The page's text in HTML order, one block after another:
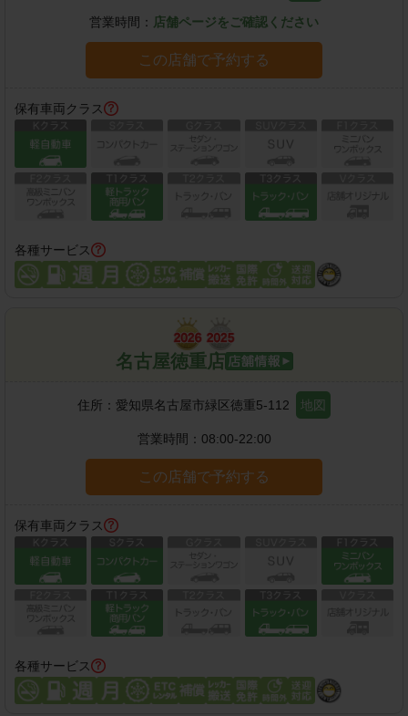
営業時間： 店舗ページをご確認ください
この店舗で予約する
保有車両クラス
各種サービス
名古屋徳重店
住所： 愛知県名古屋市緑区徳重5-112 地図
営業時間： 08:00-22:00
この店舗で予約する
保有車両クラス
各種サービス